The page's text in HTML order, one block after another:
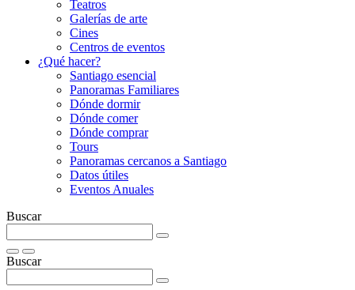
Teatros
Galerí­as de arte
Cines
Centros de eventos
¿Qué hacer?
Santiago esencial
Panoramas Familiares
Dónde dormir
Dónde comer
Dónde comprar
Tours
Panoramas cercanos a Santiago
Datos útiles
Eventos Anuales
Buscar
Buscar